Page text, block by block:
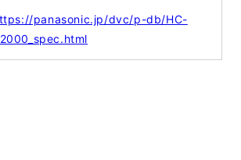
panasonic.jp/dvc/p-db/HC-